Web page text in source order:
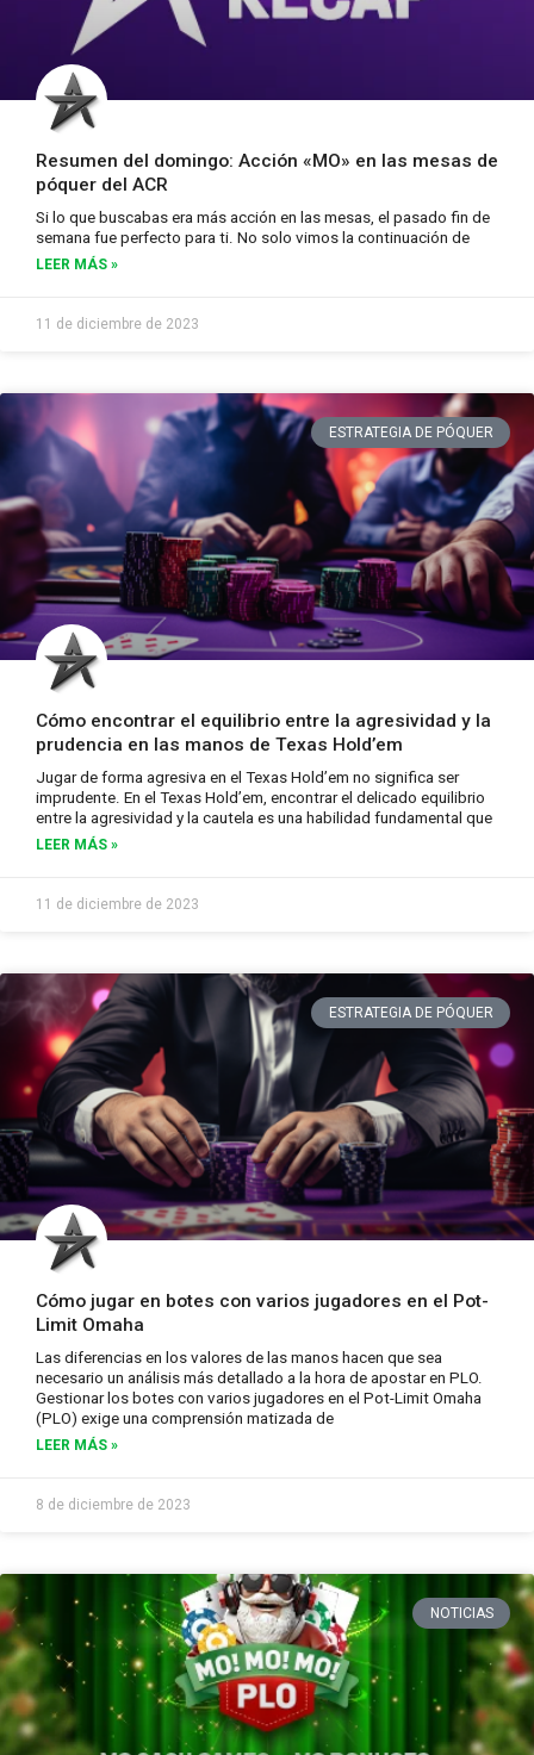
Resumen del domingo: Acción «MO» en las mesas de
póquer del ACR
Si lo que buscabas era más acción en las mesas, el pasado fin de
semana fue perfecto para ti. No solo vimos la continuación de
LEER MÁS »
11 de diciembre de 2023
ESTRATEGIA DE PÓQUER
Cómo encontrar el equilibrio entre la agresividad y la
prudencia en las manos de Texas Hold’em
Jugar de forma agresiva en el Texas Hold’em no significa ser
imprudente. En el Texas Hold’em, encontrar el delicado equilibrio
entre la agresividad y la cautela es una habilidad fundamental que
LEER MÁS »
11 de diciembre de 2023
ESTRATEGIA DE PÓQUER
Cómo jugar en botes con varios jugadores en el Pot-
Limit Omaha
Las diferencias en los valores de las manos hacen que sea
necesario un análisis más detallado a la hora de apostar en PLO.
Gestionar los botes con varios jugadores en el Pot-Limit Omaha
(PLO) exige una comprensión matizada de
LEER MÁS »
8 de diciembre de 2023
NOTICIAS